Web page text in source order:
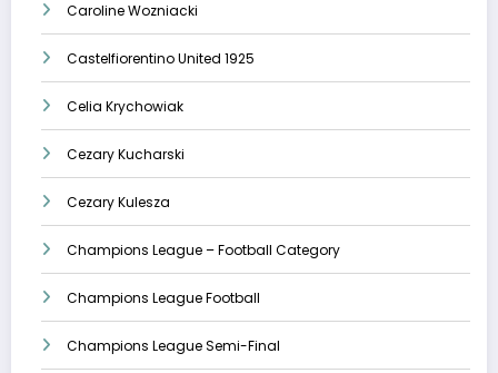
Caroline Wozniacki
Castelfiorentino United 1925
Celia Krychowiak
Cezary Kucharski
Cezary Kulesza
Champions League – Football Category
Champions League Football
Champions League Semi-Final